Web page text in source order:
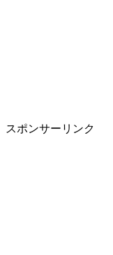
スポンサーリンク